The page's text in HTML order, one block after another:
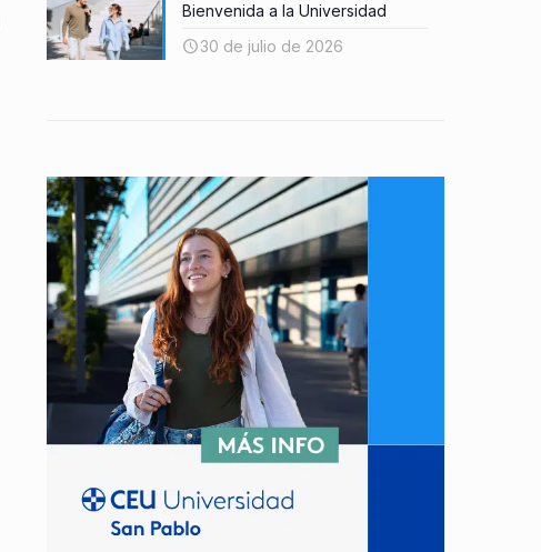
Bienvenida a la Universidad
30 de julio de 2026